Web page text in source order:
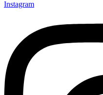
Instagram